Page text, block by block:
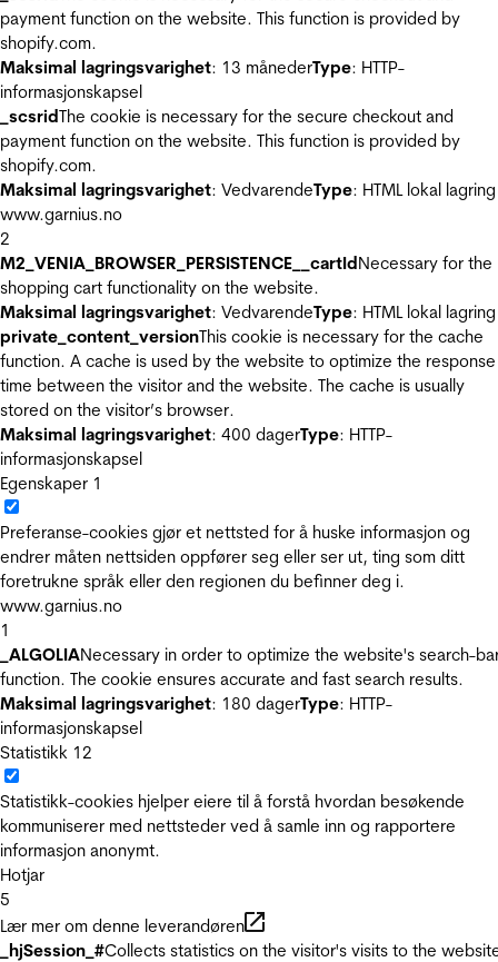
payment function on the website. This function is provided by
shopify.com.
Maksimal lagringsvarighet: 13 månederType: HTTP-
informasjonskapsel
_scsridThe cookie is necessary for the secure checkout and
payment function on the website. This function is provided by
shopify.com.
Maksimal lagringsvarighet: VedvarendeType: HTML lokal lagring
www.garnius.no
2
M2_VENIA_BROWSER_PERSISTENCE__cartIdNecessary for the
shopping cart functionality on the website.
Maksimal lagringsvarighet: VedvarendeType: HTML lokal lagring
private_content_versionThis cookie is necessary for the cache
function. A cache is used by the website to optimize the response
time between the visitor and the website. The cache is usually
stored on the visitor’s browser.
Maksimal lagringsvarighet: 400 dagerType: HTTP-
informasjonskapsel
Egenskaper 1
Preferanse-cookies gjør et nettsted for å huske informasjon og
endrer måten nettsiden oppfører seg eller ser ut, ting som ditt
foretrukne språk eller den regionen du befinner deg i.
www.garnius.no
1
_ALGOLIANecessary in order to optimize the website's search-
function. The cookie ensures accurate and fast search results.
Maksimal lagringsvarighet: 180 dagerType: HTTP-
informasjonskapsel
Statistikk 12
Statistikk-cookies hjelper eiere til å forstå hvordan besøkende
kommuniserer med nettsteder ved å samle inn og rapportere
informasjon anonymt.
Hotjar
5
Lær mer om denne leverandøren
_hjSession_#Collects statistics on the visitor's visits to the